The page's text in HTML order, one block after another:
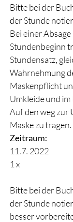
Bitte bei der
der Stunde
Bei einer
Stundenbeginn
Stundensatz,
Wahrnehmung
Maskenpflicht
Umkleide und im
Auf den weg zur
Maske zu tragen.
Zeitraum:
11.7. 2022
1 x
Bitte bei der
der Stunde
besser